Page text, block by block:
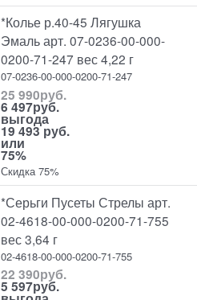
*Колье р.40-45 Лягушка
Эмаль арт. 07-0236-00-000-
0200-71-247 вес 4,22 г
07-0236-00-000-0200-71-247
25 990руб.
6 497руб.
выгода
19 493 руб.
или
75%
Скидка 75%
*Серьги Пусеты Стрелы арт.
02-4618-00-000-0200-71-755
вес 3,64 г
02-4618-00-000-0200-71-755
22 390руб.
5 597руб.